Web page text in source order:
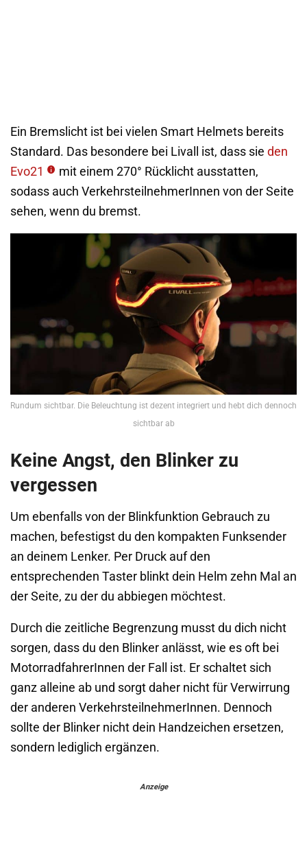
Ein Bremslicht ist bei vielen Smart Helmets bereits
Standard. Das besondere bei Livall ist, dass sie den
Evo21
mit einem 270° Rücklicht ausstatten,
sodass auch VerkehrsteilnehmerInnen von der Seite
sehen, wenn du bremst.
Rundum sichtbar. Die Beleuchtung ist dezent integriert und hebt dich dennoch
sichtbar ab
Keine Angst, den Blinker zu
vergessen
Um ebenfalls von der Blinkfunktion Gebrauch zu
machen, befestigst du den kompakten Funksender
an deinem Lenker. Per Druck auf den
entsprechenden Taster blinkt dein Helm zehn Mal an
der Seite, zu der du abbiegen möchtest.
Durch die zeitliche Begrenzung musst du dich nicht
sorgen, dass du den Blinker anlässt, wie es oft bei
MotorradfahrerInnen der Fall ist. Er schaltet sich
ganz alleine ab und sorgt daher nicht für Verwirrung
der anderen VerkehrsteilnehmerInnen. Dennoch
sollte der Blinker nicht dein Handzeichen ersetzen,
sondern lediglich ergänzen.
Anzeige